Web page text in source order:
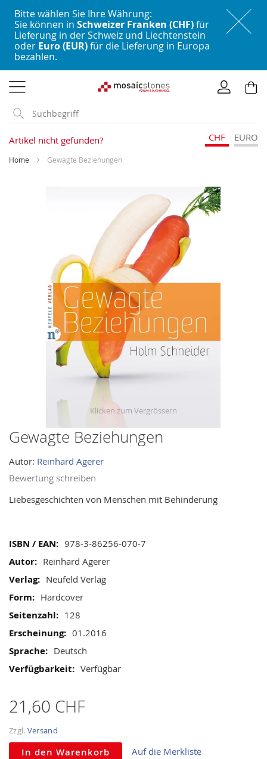
Bitte wählen Sie Ihre Währung:
Sie können in Schweizer Franken (CHF)für
Lieferung in der Schweiz und Liechtenstein
oder Euro (EUR)für die Lieferung in Europa
bezahlen.
zum
Inhalt
Artikel nicht gefunden? CHF EURO
Home Gewagte Beziehungen
Gewagte Beziehungen
Autor: Reinhard Agerer
Bewertung schreiben
Liebesgeschichten von Menschen mit Behinderung
Mehr
Informationen
978-3-86256-070-7
Reinhard Agerer
Neufeld Verlag
Hardcover
128
01.2016
Deutsch
Verfügbar
21,60 CHF
Zzgl. Versand
In den Warenkorb Auf die Merkliste
Skip
the
beginning
the